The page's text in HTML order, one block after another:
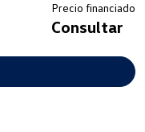
Precio financiado
Consultar